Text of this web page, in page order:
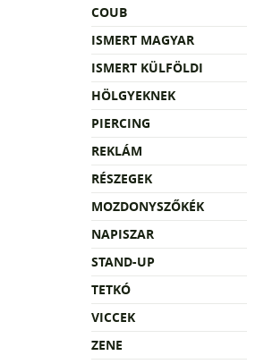
COUB
ISMERT MAGYAR
ISMERT KÜLFÖLDI
HÖLGYEKNEK
PIERCING
REKLÁM
RÉSZEGEK
MOZDONYSZŐKÉK
NAPISZAR
STAND-UP
TETKÓ
VICCEK
ZENE